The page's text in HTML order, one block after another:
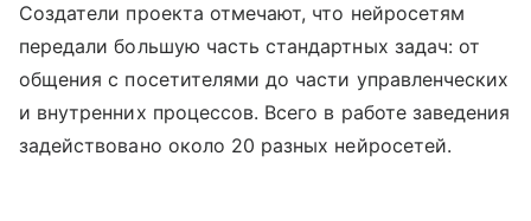
Создатели проекта отмечают, что нейросетям
передали большую часть стандартных задач: от
общения с посетителями до части управленческих
и внутренних процессов. Всего в работе заведения
задействовано около 20 разных нейросетей.